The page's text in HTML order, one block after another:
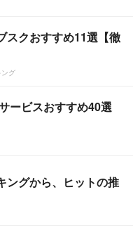
スクおすすめ11選【徹
グ
ービスおすすめ40選
ングから、ヒットの推